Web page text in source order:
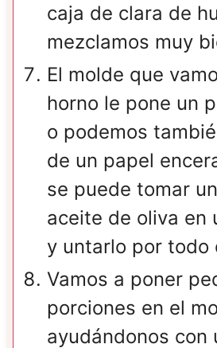
caja de clara de
mezclamos muy
El molde que
horno le pone un
o podemos
de un papel
se puede tomar
aceite de oliva en
y untarlo por todo
Vamos a poner
porciones en el
ayudándonos con